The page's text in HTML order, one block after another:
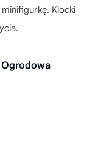
minifigurkę. Klocki